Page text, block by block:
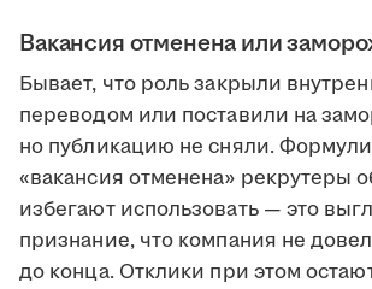
Вакансия отменена или
Бывает, что роль закрыли
переводом или поставили на
но публикацию не сняли.
«вакансия отменена» рекрутеры
избегают использовать — это
признание, что компания не
до конца. Отклики при этом